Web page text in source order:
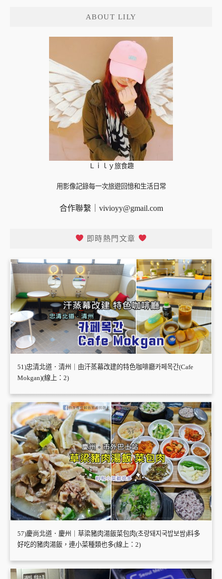
ABOUT LILY
Ｌｉｌｙ旅食趣
用影像記錄每一次旅遊回憶和生活日常
合作聯繫｜ vivioyy@gmail.com
即時熱門文章
51)忠清北道．清州｜由汗蒸幕改建的特色咖啡廳카페목간(Cafe
Mokgan)(線上：2)
57)慶尚北道．慶州｜草梁豬肉湯飯菜包肉(초량돼지국밥보쌈)料多
好吃的豬肉湯飯，連小菜種類也多(線上：2)